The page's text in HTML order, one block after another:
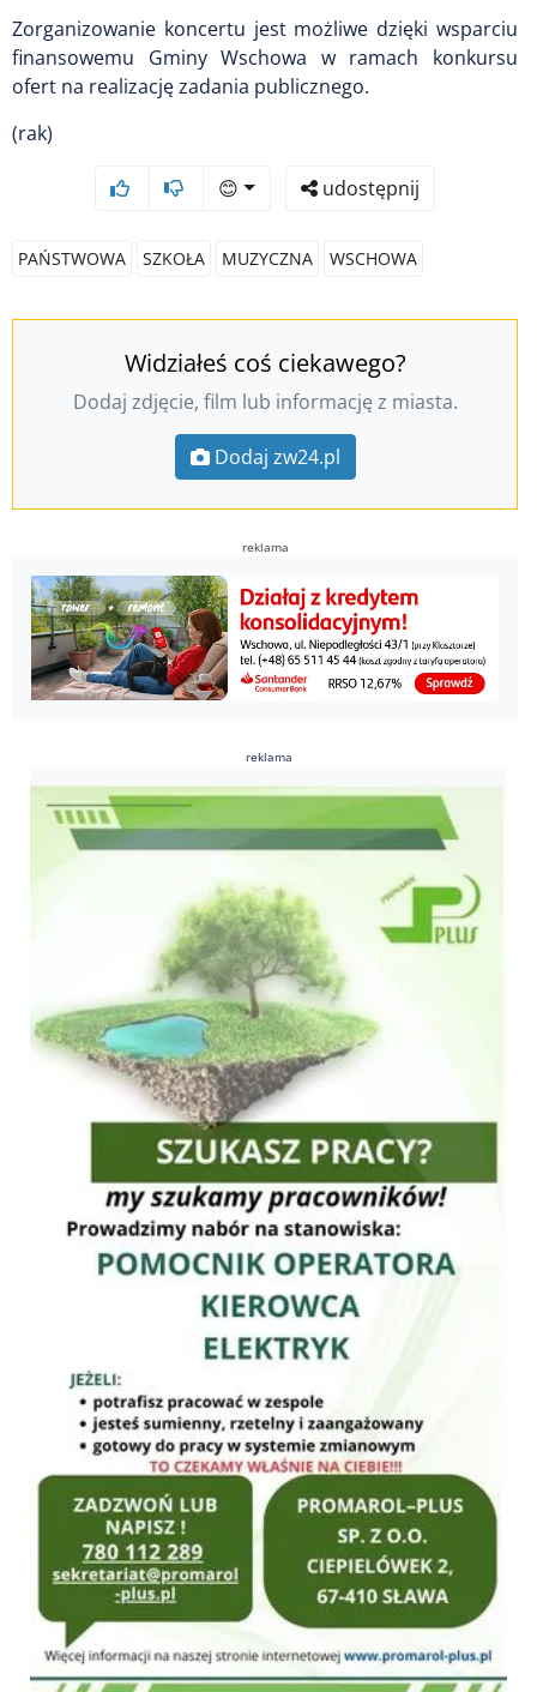
Zorganizowanie koncertu jest możliwe dzięki wsparciu
finansowemu Gminy Wschowa w ramach konkursu
ofert na realizację zadania publicznego.
(rak)
😊 udostępnij
PAŃSTWOWA SZKOŁA MUZYCZNA WSCHOWA
Widziałeś coś ciekawego?
Dodaj zdjęcie, film lub informację z miasta.
Dodaj zw24.pl
reklama
reklama